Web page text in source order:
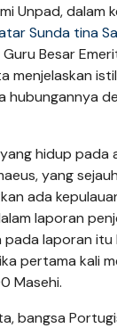
Unpad, dalam
Sunda tina
Besar
menjelaskan
hubungannya
hidup pada
yang
ada
laporan
laporan itu
pertama kali
Masehi.
bangsa